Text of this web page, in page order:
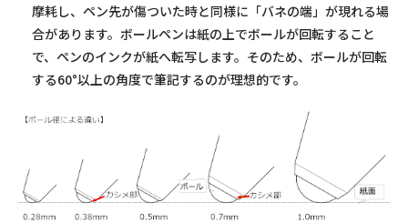
摩耗し、ペン先が傷ついた時と同様に「バネの端」が現れる場
合があります。ボールペンは紙の上でボールが回転すること
で、ペンのインクが紙へ転写します。そのため、ボールが回転
する60°以上の角度で筆記するのが理想的です。